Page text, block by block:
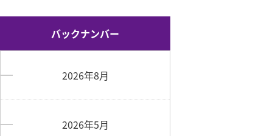
バックナンバー
2026年8月
2026年5月